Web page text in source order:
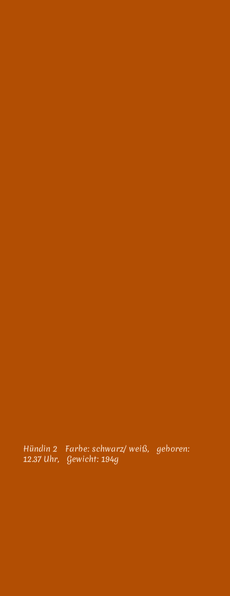
Hündin 2 Farbe: schwarz/ weiß, geboren:
12.37 Uhr, Gewicht: 194g